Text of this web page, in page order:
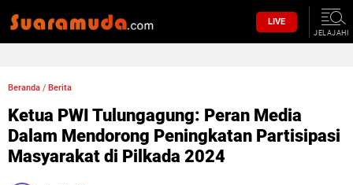
LIVE
JELAJAHI
Beranda / Berita
Ketua PWI Tulungagung: Peran Media
Dalam Mendorong Peningkatan Partisipasi
Masyarakat di Pilkada 2024